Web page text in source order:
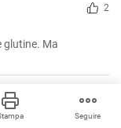
2
glutine. Ma
Seguire